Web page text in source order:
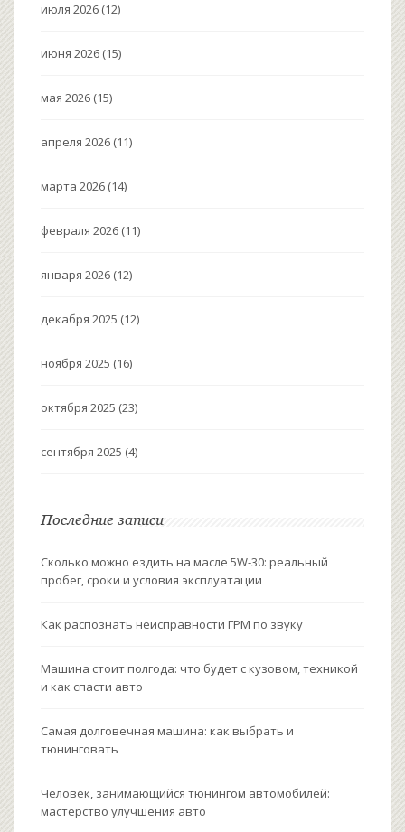
июля 2026 (12)
июня 2026 (15)
мая 2026 (15)
апреля 2026 (11)
марта 2026 (14)
февраля 2026 (11)
января 2026 (12)
декабря 2025 (12)
ноября 2025 (16)
октября 2025 (23)
сентября 2025 (4)
Последние записи
Сколько можно ездить на масле 5W-30: реальный
пробег, сроки и условия эксплуатации
Как распознать неисправности ГРМ по звуку
Машина стоит полгода: что будет с кузовом, техникой
и как спасти авто
Самая долговечная машина: как выбрать и
тюнинговать
Человек, занимающийся тюнингом автомобилей:
мастерство улучшения авто